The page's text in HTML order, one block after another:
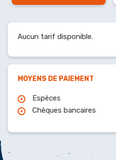
Aucun tarif disponible.
MOYENS DE PAIEMENT
Espèces
Chèques bancaires